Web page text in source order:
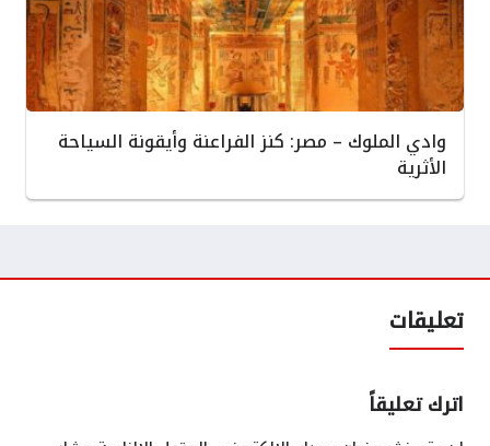
وادي الملوك – مصر: كنز الفراعنة وأيقونة السياحة
الأثرية
تعليقات
اترك تعليقاً